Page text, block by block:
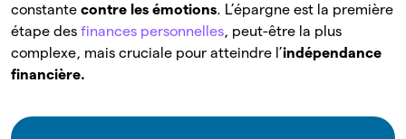
constante contre les émotions. L’épargne est la première
étape des finances personnelles, peut-être la plus
complexe, mais cruciale pour atteindre l’indépendance
financière.